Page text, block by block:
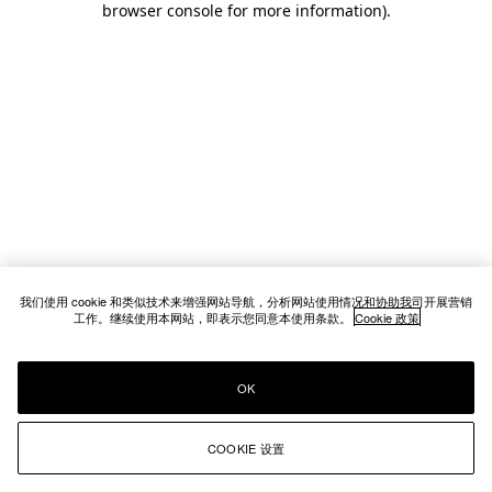
browser console for more information).
我们使用 cookie 和类似技术来增强网站导航，分析网站使用情况和协助我司开展营销
工作。继续使用本网站，即表示您同意本使用条款。 Cookie 政策
COOKIE 设置
OK